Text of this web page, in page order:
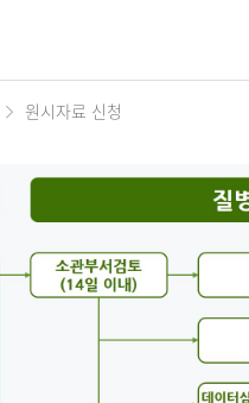
원시자료 신청